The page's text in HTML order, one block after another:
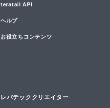
teratail API
ヘルプ
お役立ちコンテンツ
レバテッククリエイター